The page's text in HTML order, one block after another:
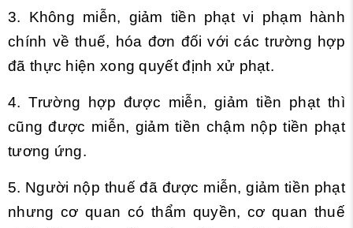
3. Không miễn, giảm tiền phạt vi phạm hành
chính về thuế, hóa đơn đối với các trường hợp
đã thực hiện xong quyết định xử phạt.
4. Trường hợp được miễn, giảm tiền phạt thì
cũng được miễn, giảm tiền chậm nộp tiền phạt
tương ứng.
5. Người nộp thuế đã được miễn, giảm tiền phạt
nhưng cơ quan có thẩm quyền, cơ quan thuế